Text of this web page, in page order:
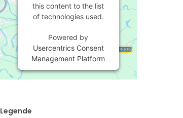
this content to the list
of technologies used.
Powered by
Usercentrics Consent
Management Platform
Legende